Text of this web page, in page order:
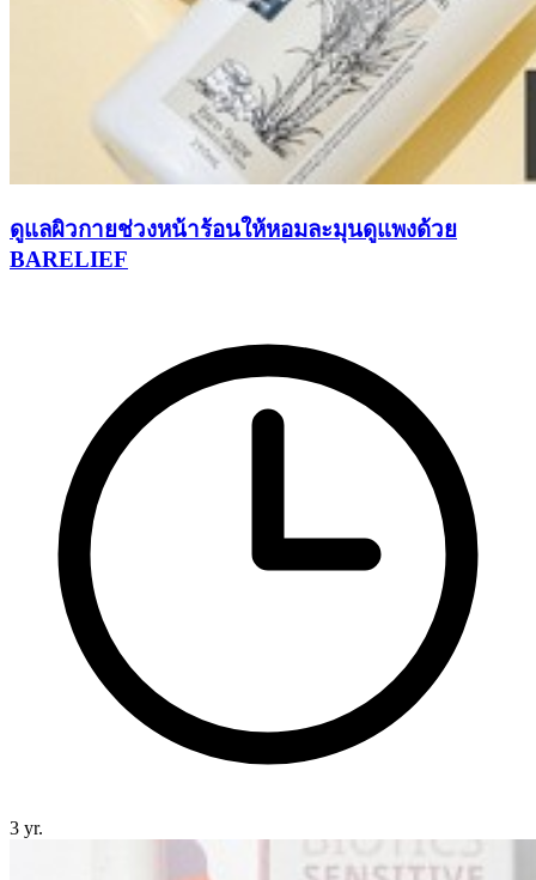
ดูแลผิวกายช่วงหน้าร้อนให้หอมละมุนดูแพงด้วย
BARELIEF
3 yr.